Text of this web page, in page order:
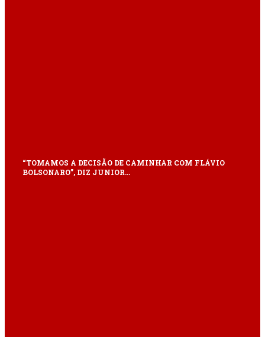
“TOMAMOS A DECISÃO DE CAMINHAR COM FLÁVIO
BOLSONARO”, DIZ JUNIOR…